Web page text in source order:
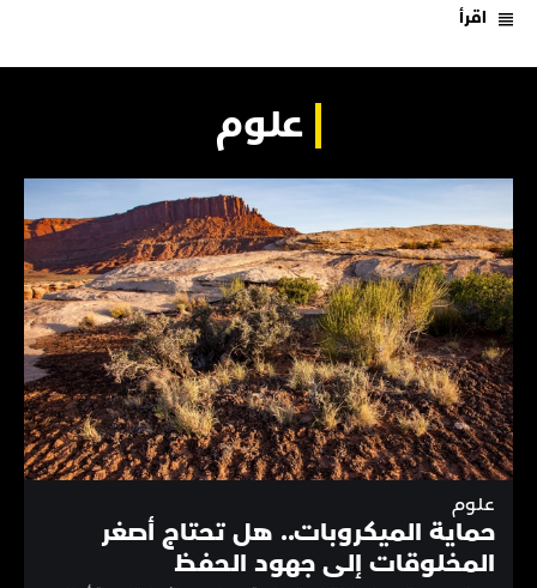
اقرأ
علوم
علوم
حماية الميكروبات.. هل تحتاج أصغر
المخلوقات إلى جهود الحفظ